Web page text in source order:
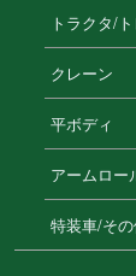
トラクタ/
クレーン
平ボディ
アームロー
特装⾞/そ